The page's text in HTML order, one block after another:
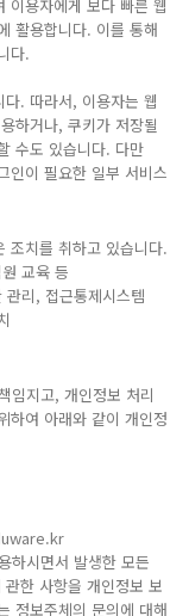
이용자에게 보다 빠른 웹
활용합니다. 이를 통해
다.
. 따라서, 이용자는 웹
하거나, 쿠키가 저장될
수도 있습니다. 다만
인이 필요한 일부 서비스
조치를 취하고 있습니다.
교육 등
리, 접근통제시스템
임지고, 개인정보 처리
하여 아래와 같이 개인정
하시면서 발생한 모든
한 사항을 개인정보 보
정보주체의 문의에 대해